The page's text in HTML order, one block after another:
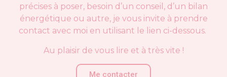
précises à poser, besoin d’un conseil, d’un bilan
énergétique ou autre, je vous invite à prendre
contact avec moi en utilisant le lien ci-dessous.
Au plaisir de vous lire et à très vite !
Me contacter